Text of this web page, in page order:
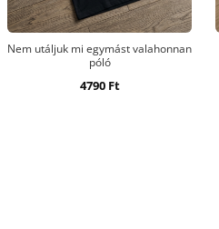
Nem utáljuk mi egymást valahonnan
póló
4790 Ft